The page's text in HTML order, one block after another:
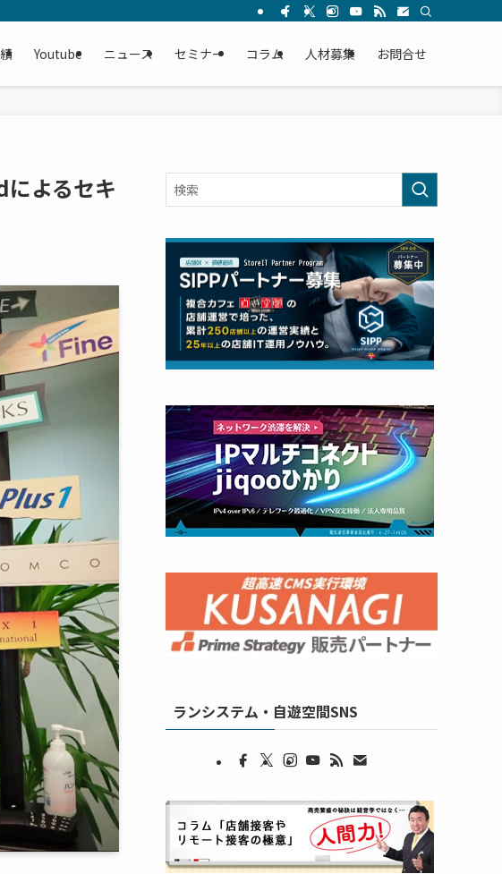
Youtube ニュース セミナー コラム 人材募集 お問合せ
によるセキ
ランシステム・自遊空間SNS